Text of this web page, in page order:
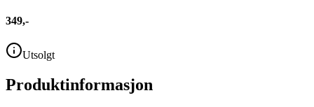
349,-
Utsolgt
Produktinformasjon